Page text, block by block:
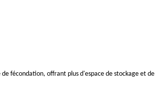
fécondation, offrant plus d'espace de stockage et